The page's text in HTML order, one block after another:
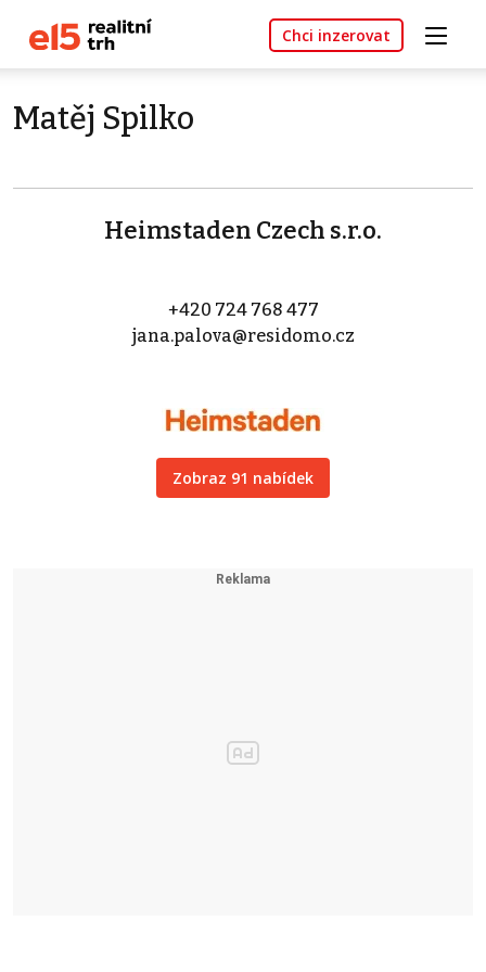
Chci inzerovat
Matěj Spilko
Heimstaden Czech s.r.o.
+420 724 768 477
jana.palova@residomo.cz
Zobraz 91 nabídek